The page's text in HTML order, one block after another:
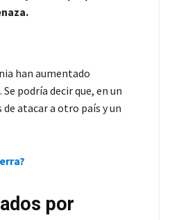
han aumentado
podría decir que, en un
atacar a otro país y un
por